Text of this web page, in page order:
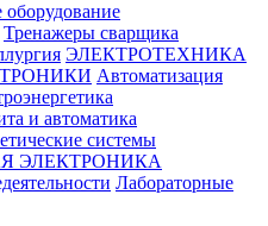
оборудование
Тренажеры сварщика
ЭЛЕКТРОТЕХНИКА
Автоматизация
и автоматика
системы
ЭЛЕКТРОНИКА
Лабораторные